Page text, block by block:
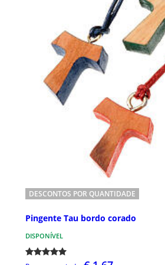
DESCONTOS POR QUANTIDADE
Pingente Tau bordo corado
DISPONÍVEL